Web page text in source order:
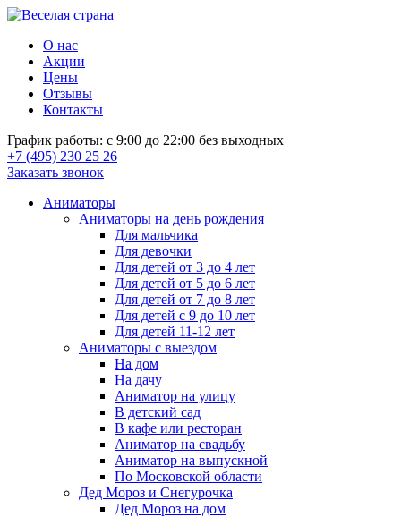
О нас
Акции
Цены
Отзывы
Контакты
График работы: с 9:00 до 22:00 без выходных
+7 (495) 230 25 26
Заказать звонок
Аниматоры
Аниматоры на день рождения
Для мальчика
Для девочки
Для детей от 3 до 4 лет
Для детей от 5 до 6 лет
Для детей от 7 до 8 лет
Для детей с 9 до 10 лет
Для детей 11-12 лет
Аниматоры с выездом
На дом
На дачу
Аниматор на улицу
В детский сад
В кафе или ресторан
Аниматор на свадьбу
Аниматор на выпускной
По Московской области
Дед Мороз и Снегурочка
Дед Мороз на дом